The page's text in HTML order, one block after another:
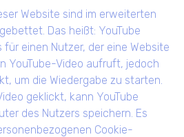
Website sind im erweiterten
Das heißt: YouTube
einen Nutzer, der eine Website
YouTube-Video aufruft, jedoch
um die Wiedergabe zu starten.
geklickt, kann YouTube
des Nutzers speichern. Es
Cookie-